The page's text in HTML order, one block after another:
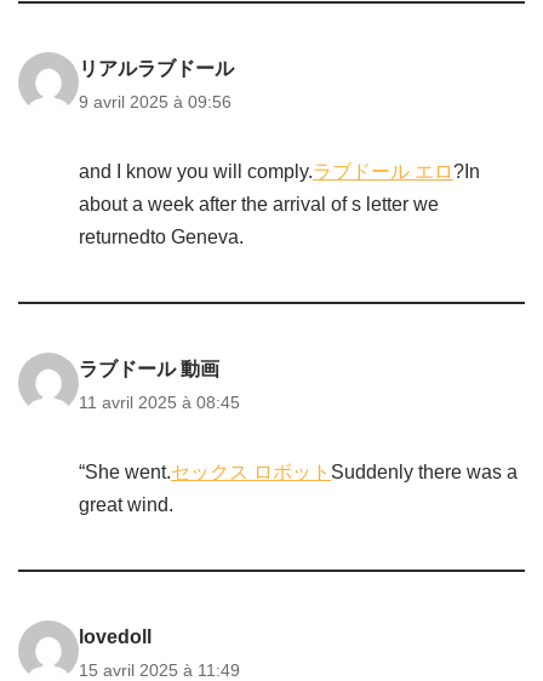
リアルラブドール
9 avril 2025 à 09:56
and I know you will comply.ラブドール エロ?In
about a week after the arrival of s letter we
returnedto Geneva.
ラブドール 動画
11 avril 2025 à 08:45
“She went.セックス ロボット Suddenly there was a
great wind.
lovedoll
15 avril 2025 à 11:49